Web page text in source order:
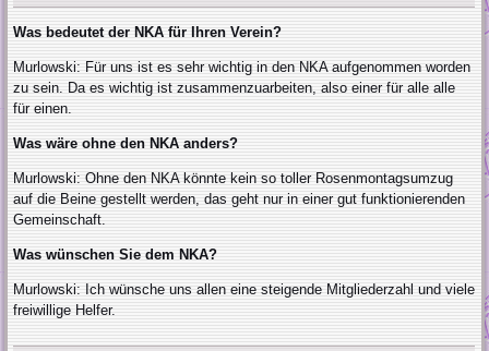
Was bedeutet der NKA für Ihren Verein?
Murlowski: Für uns ist es sehr wichtig in den NKA aufgenommen worden
zu sein. Da es wichtig ist zusammenzuarbeiten, also einer für alle alle
für einen.
Was wäre ohne den NKA anders?
Murlowski: Ohne den NKA könnte kein so toller Rosenmontagsumzug
auf die Beine gestellt werden, das geht nur in einer gut funktionierenden
Gemeinschaft.
Was wünschen Sie dem NKA?
Murlowski: Ich wünsche uns allen eine steigende Mitgliederzahl und viele
freiwillige Helfer.